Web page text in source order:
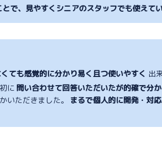
で、見やすくシニアのスタッフでも使えて
ても感覚的に分かり易く且つ使いやすく 出
に 問い合わせて回答いただいたが的確で分
いただきました。
まるで個人的に開発・対